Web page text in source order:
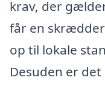
krav, der
får en
op til lokale
Desuden er